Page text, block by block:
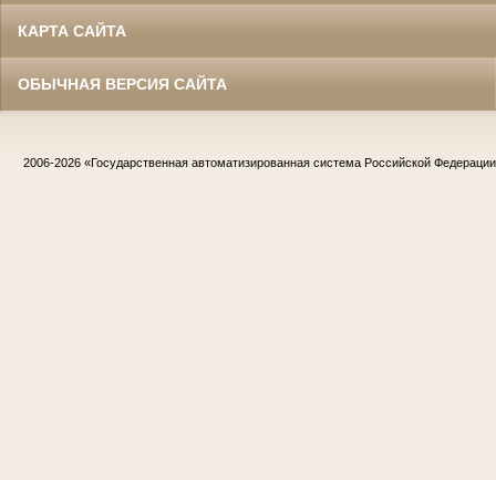
КАРТА САЙТА
ОБЫЧНАЯ ВЕРСИЯ САЙТА
2006-2026 «Государственная автоматизированная система Российской